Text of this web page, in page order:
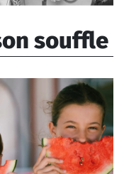
souffle
1791), Sylvestre